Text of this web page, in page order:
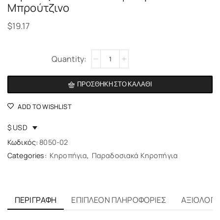
Μπρούτζινο
$19.17
ΠΡΟΣΘΉΚΗ ΣΤΟ ΚΑΛΆΘΙ
Alternative:
ADD TO WISHLIST
$ USD
Κωδικός: 8050-02
Categories: Κηροπήγια, Παραδοσιακά Κηροπήγια
ΠΕΡΙΓΡΑΦΉ ΕΠΙΠΛΈΟΝ ΠΛΗΡΟΦΟΡΊΕΣ